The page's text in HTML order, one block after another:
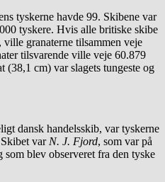
tyskerne havde 99. Skibene var
tyskere. Hvis alle britiske skibe
granaterne tilsammen veje
tilsvarende ville veje 60.879
cm) var slagets tungeste og
dansk handelsskib, var tyskerne
var N. J. Fjord, som var på
blev observeret fra den tyske